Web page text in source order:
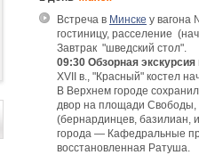
Встре­ча в Минске у ва­го­на
го­сти­ни­цу, рас­се­ле­ние
Завтрак "швед­ский стол".
09:30 Обзорная
ХVII в., "Красный" костел
В Верхнем городе
двор на площади Свободы,
(бернардинцев, базилиан,
города — Кафедральные
восстановленная Ратуша.